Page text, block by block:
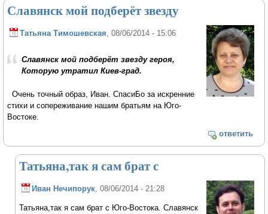
Славянск мой подберёт звезду
Татьяна Тимошевская , 08/06/2014 - 15:06
Славянск мой подберёт звезду героя,
Которую утратил Киев-град.
Очень точный образ, Иван. СпасиБо за искренние
стихи и сопереживание нашим братьям на Юго-
Востоке.
ответить
Татьяна,так я сам брат с
Иван Нечипорук , 08/06/2014 - 21:28
Татьяна,так я сам брат с Юго-Востока. Славянск